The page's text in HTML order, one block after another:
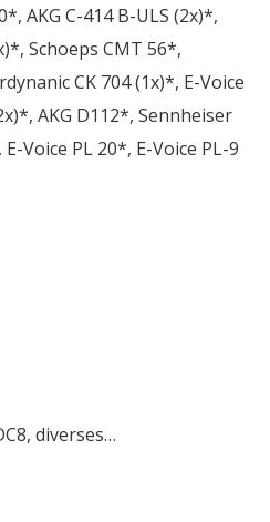
AKG C-414 B-ULS (2x)*,
Schoeps CMT 56*,
CK 704 (1x)*, E-Voice
AKG D112*, Sennheiser
Voice PL 20*, E-Voice PL-9
diverses…